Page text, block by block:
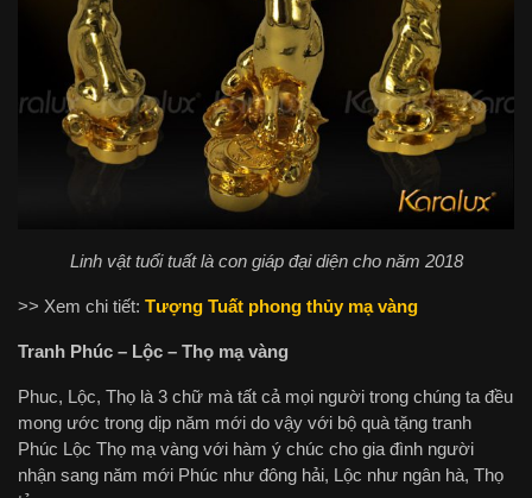
Linh vật tuổi tuất là con giáp đại diện cho năm 2018
>> Xem chi tiết: Tượng Tuất phong thủy mạ vàng
Tranh Phúc – Lộc – Thọ mạ vàng
Phuc, Lộc, Thọ là 3 chữ mà tất cả mọi người trong chúng ta đều
mong ước trong dịp năm mới do vậy với bộ quà tặng tranh
Phúc Lộc Thọ mạ vàng với hàm ý chúc cho gia đình người
nhận sang năm mới Phúc như đông hải, Lộc như ngân hà, Thọ